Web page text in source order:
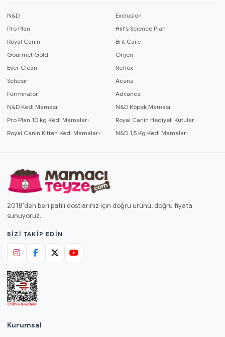
N&D
Exclusion
Pro Plan
Hill's Science Plan
Royal Canin
Brit Care
Gourmet Gold
Orijen
Ever Clean
Reflex
Schesir
Acana
Furminator
Advance
N&D Kedi Maması
N&D Köpek Maması
Pro Plan 10 kg Kedi Mamaları
Royal Canin Hediyeli Kutular
Royal Canin Kitten Kedi Mamaları
N&D 1,5 Kg Kedi Mamaları
2018'den beri patili dostlarınız için doğru ürünü, doğru fiyata
sunuyoruz.
BIZI TAKIP EDIN
Kurumsal